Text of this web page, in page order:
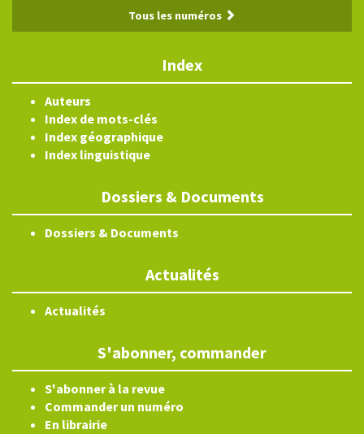
Tous les numéros
Index
Auteurs
Index de mots-clés
Index géographique
Index linguistique
Dossiers & Documents
Dossiers & Documents
Actualités
Actualités
S'abonner, commander
S'abonner à la revue
Commander un numéro
En librairie